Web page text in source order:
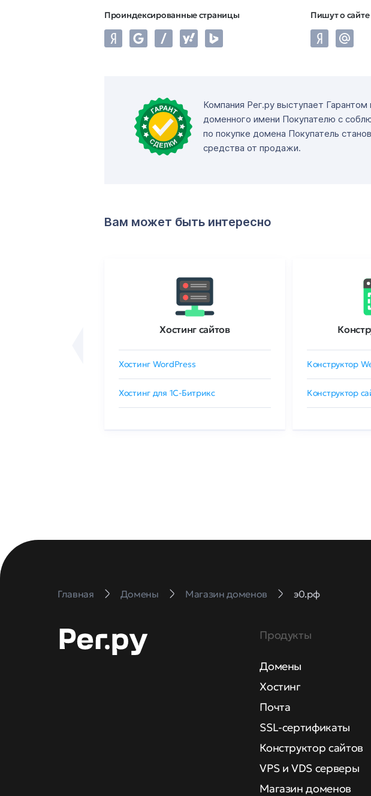
Проиндексированные страницы Пишут о сайте
Компания Рег.ру выступает
доменного имени Покупателю с
по покупке домена Покупатель
средства от продажи.
Вам может быть интересно
Хостинг сайтов
Хостинг WordPress
Хостинг для 1C-Битрикс
Конструктор
Конструктор
Главная Домены Магазин доменов э0.рф
Продукты
Домены
Хостинг
Почта
SSL-сертификаты
Конструктор сайтов
VPS и VDS серверы
Магазин доменов